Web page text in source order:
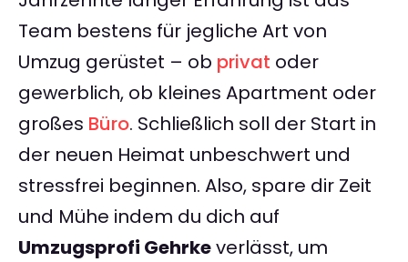
Team bestens für jegliche Art von
Umzug gerüstet – ob privat oder
gewerblich, ob kleines Apartment oder
großes Büro. Schließlich soll der Start in
der neuen Heimat unbeschwert und
stressfrei beginnen. Also, spare dir Zeit
und Mühe indem du dich auf
Umzugsprofi Gehrkeverlässt, um